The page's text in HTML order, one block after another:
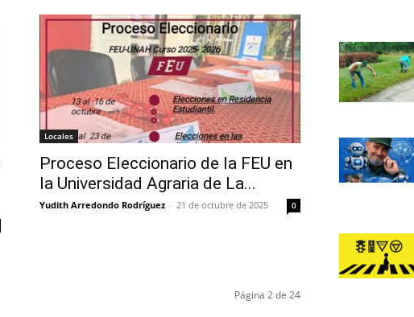
Locales
Proceso Eleccionario de la FEU en
la Universidad Agraria de La...
Yudith Arredondo Rodríguez - 21 de octubre de 2025 0
Página 2 de 24